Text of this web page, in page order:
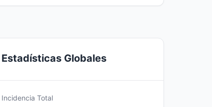
Estadísticas Globales
Incidencia Total